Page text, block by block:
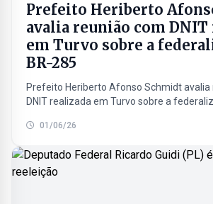
Prefeito Heriberto
avalia reunião com DNIT
em Turvo sobre a
BR-285
Prefeito Heriberto Afonso Schmidt avalia
DNIT realizada em Turvo sobre a
01/06/26